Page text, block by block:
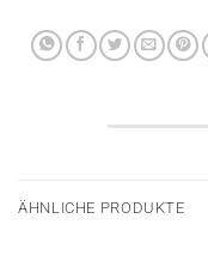
ÄHNLICHE PRODUKTE